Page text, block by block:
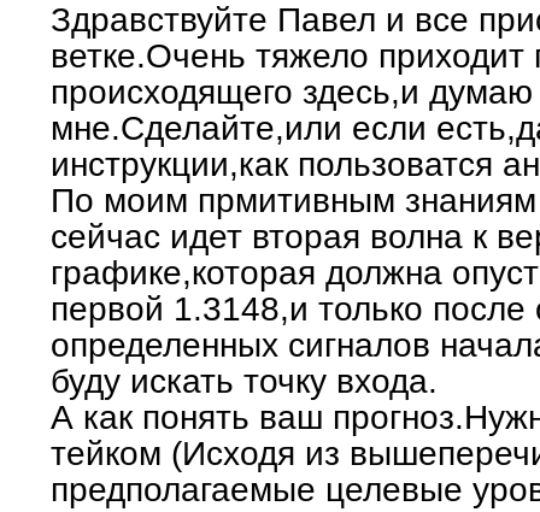
(72KB)
Здравствуйте Павел и все
ветке.Очень тяжело
происходящего здесь,и думаю
мне.Сделайте,или если
инструкции,как пользоватся
По моим прмитивным
сейчас идет вторая волна к
графике,которая должна
первой 1.3148,и только после
определенных сигналов
буду искать точку входа.
А как понять ваш
тейком (Исходя из
предполагаемые целевые